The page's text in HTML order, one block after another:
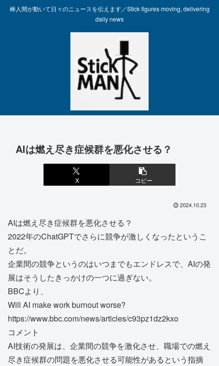
棒人間が動いて日々のニュースを伝えます／Stick figures moving, delivering
daily news
AIは燃え尽き症候群を悪化させる？
X コピー
2024.10.23
AIは燃え尽き症候群を悪化させる？
2022年のChatGPTでさらに競争が激しくなったというこ
とだ。
企業間の競争というのはいつまでもエンドレスで、AIの発
展はそうしたきっかけの一つに過ぎない。
BBCより、
Will AI make work burnout worse?
https://www.bbc.com/news/articles/c93pz1dz2kxo
コメント
AI技術の発展は、企業間の競争を激化させ、職場での燃え
尽き症候群の問題を悪化させる可能性があるという指摘